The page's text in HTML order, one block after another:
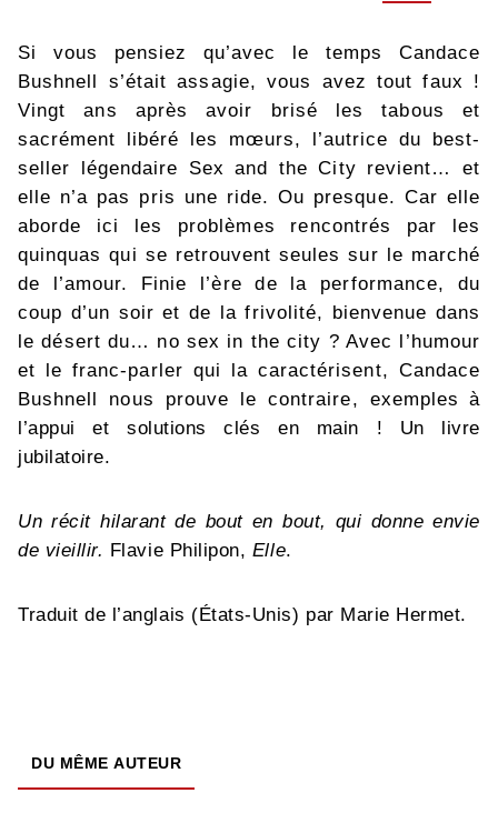
Si vous pensiez qu’avec le temps Candace
Bushnell s’était assagie, vous avez tout faux !
Vingt ans après avoir brisé les tabous et
sacrément libéré les mœurs, l’autrice du best-
seller légendaire Sex and the City revient… et
elle n’a pas pris une ride. Ou presque. Car elle
aborde ici les problèmes rencontrés par les
quinquas qui se retrouvent seules sur le marché
de l’amour. Finie l’ère de la performance, du
coup d’un soir et de la frivolité, bienvenue dans
le désert du… no sex in the city ? Avec l’humour
et le franc-parler qui la caractérisent, Candace
Bushnell nous prouve le contraire, exemples à
l’appui et solutions clés en main ! Un livre
jubilatoire.
Un récit hilarant de bout en bout, qui donne envie
de vieillir. Flavie Philipon, Elle.
Traduit de l’anglais (États-Unis) par Marie Hermet.
DU MÊME AUTEUR